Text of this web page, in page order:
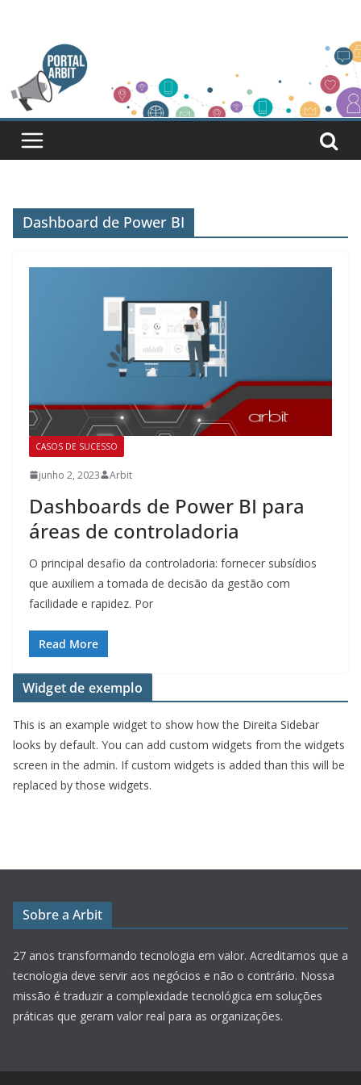
conteúdo
Dashboard de Power BI
CASOS DE SUCESSO
junho 2, 2023 Arbit
Dashboards de Power BI para
áreas de controladoria
O principal desafio da controladoria: fornecer subsídios
que auxiliem a tomada de decisão da gestão com
facilidade e rapidez. Por
Read More
Widget de exemplo
This is an example widget to show how the Direita Sidebar
looks by default. You can add custom widgets from the widgets
screen in the admin. If custom widgets is added than this will be
replaced by those widgets.
Sobre a Arbit
27 anos transformando tecnologia em valor. Acreditamos que a
tecnologia deve servir aos negócios e não o contrário. Nossa
missão é traduzir a complexidade tecnológica em soluções
práticas que geram valor real para as organizações.